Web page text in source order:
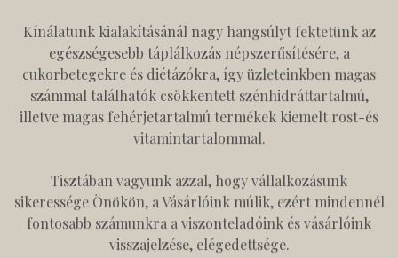
Kínálatunk kialakításánál nagy hangsúlyt fektetünk az
egészségesebb táplálkozás népszerűsítésére, a
cukorbetegekre és diétázókra, így üzleteinkben magas
számmal találhatók csökkentett szénhidráttartalmú,
illetve magas fehérjetartalmú termékek kiemelt rost-és
vitamintartalommal.
Tisztában vagyunk azzal, hogy vállalkozásunk
sikeressége Önökön, a Vásárlóink múlik, ezért mindennél
fontosabb számunkra a viszonteladóink és vásárlóink
visszajelzése, elégedettsége.